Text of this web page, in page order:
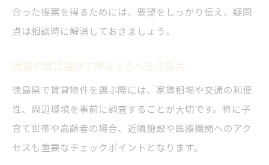
合った提案を得るためには、要望をしっかり伝え、疑問
点は相談時に解消しておきましょう。
徳島の賃貸選びで押さえるべき注意点
徳島県で賃貸物件を選ぶ際には、家賃相場や交通の利便
性、周辺環境を事前に調査することが大切です。特に子
育て世帯や高齢者の場合、近隣施設や医療機関へのアク
セスも重要なチェックポイントとなります。